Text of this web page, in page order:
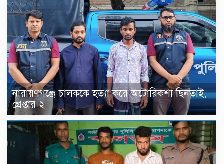
নারায়ণগঞ্জে চালককে হত্যা করে অটোরিকশা ছিনতাই,
গ্রেপ্তার ২